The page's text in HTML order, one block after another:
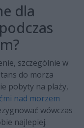
dla
szczególnie w
do morza
pobyty na plaży,
nad morzem
wówczas
najlepiej.